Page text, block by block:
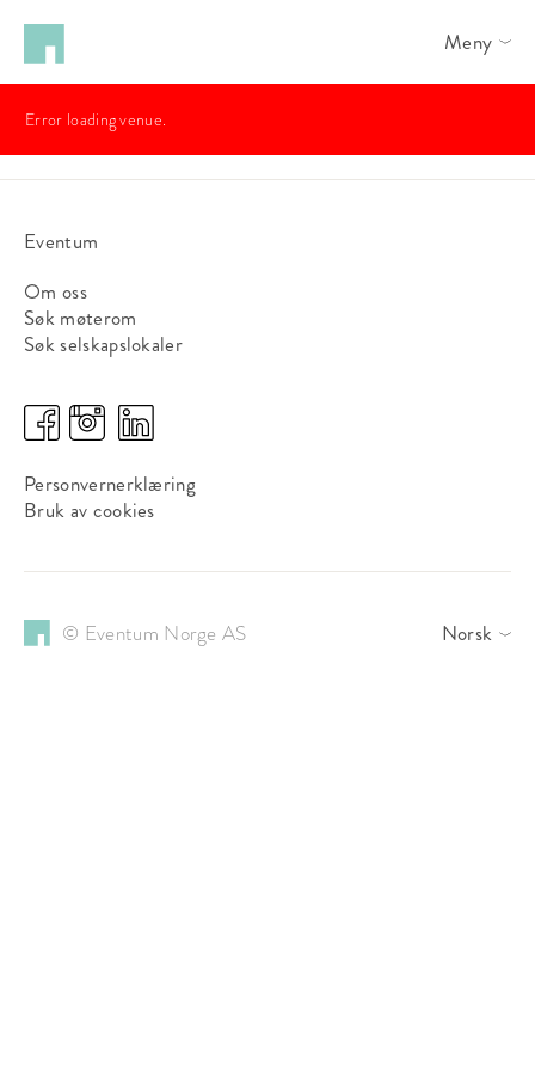
Meny
Error loading venue.
Eventum
Om oss
Søk møterom
Søk selskapslokaler
Personvernerklæring
Bruk av cookies
© Eventum Norge AS Norsk